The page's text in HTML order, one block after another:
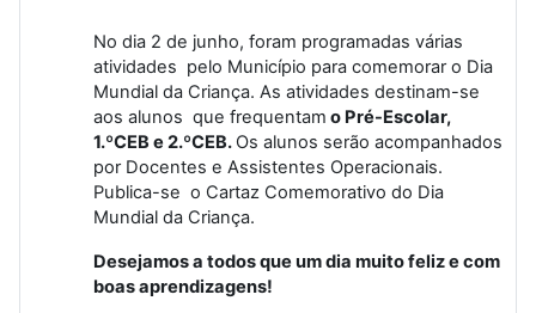
No dia 2 de junho, foram programadas várias
atividades pelo Município para comemorar o Dia
Mundial da Criança. As atividades destinam-se
aos alunos que frequentam o Pré-Escolar,
1.ºCEB e 2.ºCEB. Os alunos serão acompanhados
por Docentes e Assistentes Operacionais.
Publica-se o Cartaz Comemorativo do Dia
Mundial da Criança.
Desejamos a todos que um dia muito feliz e com
boas aprendizagens!